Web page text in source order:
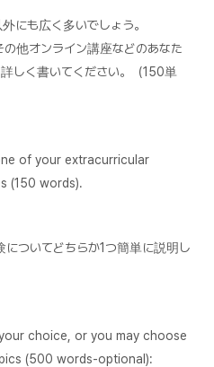
にも広く多いでしょう。
他オンライン講座などのあなた
しく書いてください。（150単
of your extracurricular
(150 words).
ついてどちらか1つ簡単に説明し
choice, or you may choose
(500 words-optional):